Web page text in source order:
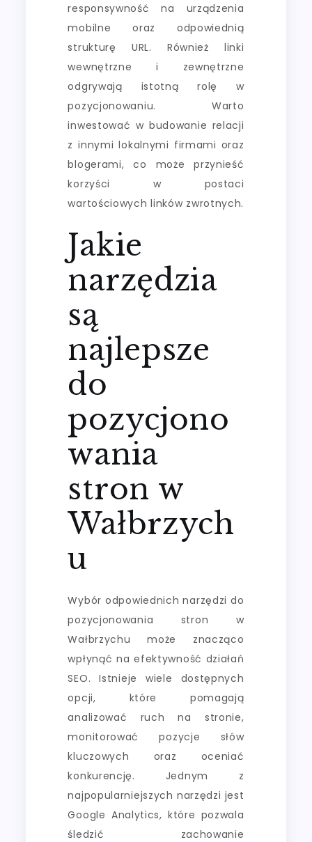
responsywność na urządzenia
mobilne oraz odpowiednią
strukturę URL. Również linki
wewnętrzne i zewnętrzne
odgrywają istotną rolę w
pozycjonowaniu. Warto
inwestować w budowanie relacji
z innymi lokalnymi firmami oraz
blogerami, co może przynieść
korzyści w postaci
wartościowych linków zwrotnych.
Jakie
narzędzia
są
najlepsze
do
pozycjono
wania
stron w
Wałbrzych
u
Wybór odpowiednich narzędzi do
pozycjonowania stron w
Wałbrzychu może znacząco
wpłynąć na efektywność działań
SEO. Istnieje wiele dostępnych
opcji, które pomagają
analizować ruch na stronie,
monitorować pozycje słów
kluczowych oraz oceniać
konkurencję. Jednym z
najpopularniejszych narzędzi jest
Google Analytics, które pozwala
śledzić zachowanie